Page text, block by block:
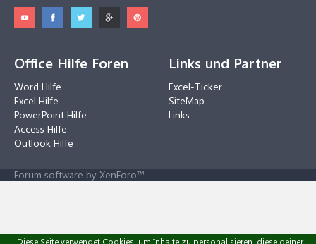
Office Hilfe Foren
Word Hilfe
Excel Hilfe
PowerPoint Hilfe
Access Hilfe
Outlook Hilfe
Links und Partner
Excel-Ticker
SiteMap
Links
Forum software by XenForo™
Diese Seite verwendet Cookies, um Inhalte zu personalisieren, diese deiner